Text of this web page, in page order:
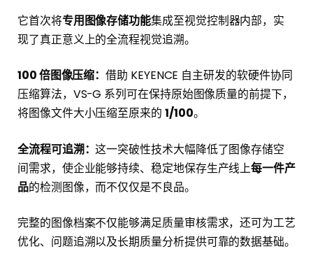
它首次将专用图像存储功能集成至视觉控制器内部，实
现了真正意义上的全流程视觉追溯。
100 倍图像压缩：借助 KEYENCE 自主研发的软硬件协同
压缩算法，VS-G 系列可在保持原始图像质量的前提下，
将图像文件大小压缩至原来的 1/100。
全流程可追溯：这一突破性技术大幅降低了图像存储空
间需求，使企业能够持续、稳定地保存生产线上每一件产
品的检测图像，而不仅仅是不良品。
完整的图像档案不仅能够满足质量审核需求，还可为工艺
优化、问题追溯以及长期质量分析提供可靠的数据基础。